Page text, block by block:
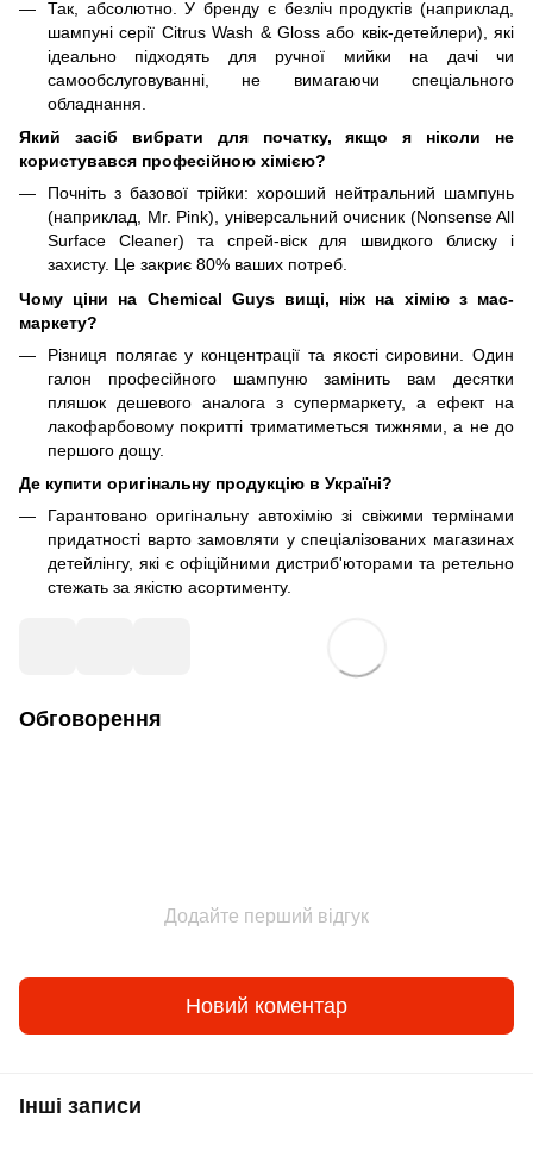
Так, абсолютно. У бренду є безліч продуктів (наприклад,
шампуні серії Citrus Wash & Gloss або квік-детейлери), які
ідеально підходять для ручної мийки на дачі чи
самообслуговуванні, не вимагаючи спеціального
обладнання.
Який засіб вибрати для початку, якщо я ніколи не
користувався професійною хімією?
Почніть з базової трійки: хороший нейтральний шампунь
(наприклад, Mr. Pink), універсальний очисник (Nonsense All
Surface Cleaner) та спрей-віск для швидкого блиску і
захисту. Це закриє 80% ваших потреб.
Чому ціни на Chemical Guys вищі, ніж на хімію з мас-
маркету?
Різниця полягає у концентрації та якості сировини. Один
галон професійного шампуню замінить вам десятки
пляшок дешевого аналога з супермаркету, а ефект на
лакофарбовому покритті триматиметься тижнями, а не до
першого дощу.
Де купити оригінальну продукцію в Україні?
Гарантовано оригінальну автохімію зі свіжими термінами
придатності варто замовляти у спеціалізованих магазинах
детейлінгу, які є офіційними дистриб'юторами та ретельно
стежать за якістю асортименту.
Обговорення
Додайте перший відгук
Новий коментар
Інші записи